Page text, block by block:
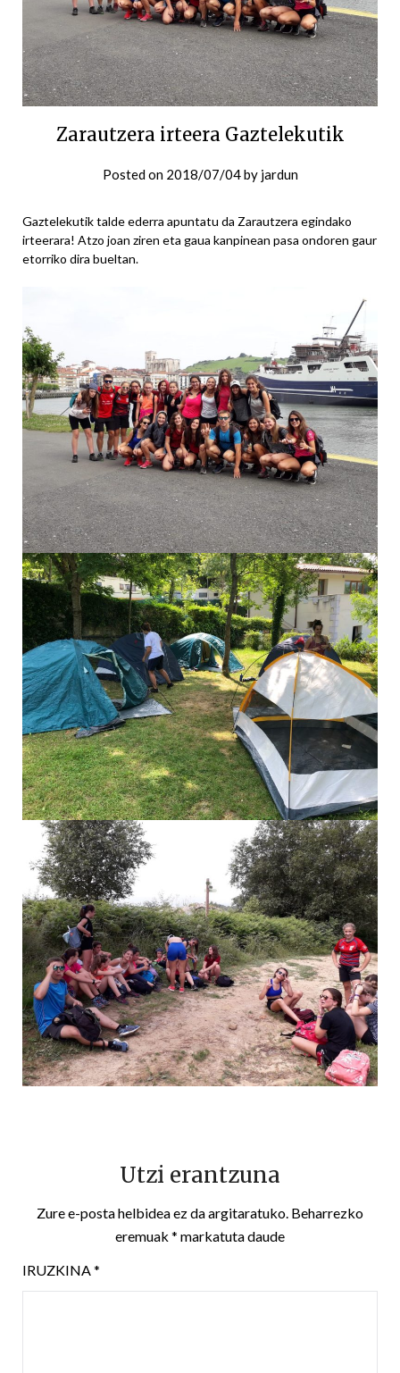
Zarautzera irteera Gaztelekutik
Posted on 2018/07/04by jardun
Gaztelekutik talde ederra apuntatu da Zarautzera egindako
irteerara! Atzo joan ziren eta gaua kanpinean pasa ondoren gaur
etorriko dira bueltan.
Utzi erantzuna
Zure e-posta helbidea ez da argitaratuko. Beharrezko
eremuak * markatuta daude
IRUZKINA*